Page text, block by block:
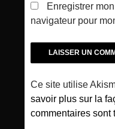
Enregistrer
navigateur pour
Ce site utilise
savoir plus sur la
commentaires sont